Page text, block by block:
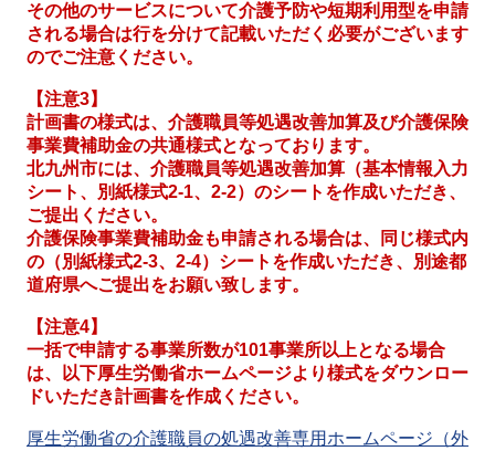
その他のサービスについて介護予防や短期利用型を申請
される場合は行を分けて記載いただく必要がございます
のでご注意ください。
【注意3】
計画書の様式は、介護職員等処遇改善加算及び介護保険
事業費補助金の共通様式となっております。
北九州市には、介護職員等処遇改善加算（基本情報入力
シート、別紙様式2-1、2-2）のシートを作成いただき、
ご提出ください。
介護保険事業費補助金も申請される場合は、同じ様式内
の（別紙様式2-3、2-4）シートを作成いただき、別途都
道府県へご提出をお願い致します。
【注意4】
一括で申請する事業所数が101事業所以上となる場合
は、以下厚生労働省ホームページより様式をダウンロー
ドいただき計画書を作成ください。
厚生労働省の介護職員の処遇改善専用ホームページ（外